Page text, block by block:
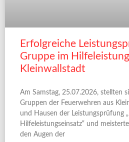
Erfolgreiche
Gruppe im
Kleinwallstadt
Am Samstag, 25.07.2026, stellten
Gruppen der Feuerwehren aus
und Hausen der Leistungsprüfung
Hilfeleistungseinsatz“ und
den Augen der